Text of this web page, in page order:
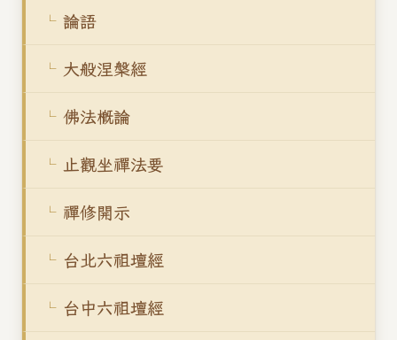
論語
大般涅槃經
佛法概論
止觀坐禪法要
禪修開示
台北六祖壇經
台中六祖壇經